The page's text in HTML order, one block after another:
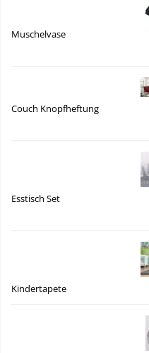
Muschelvase
Couch Knopfheftung
Esstisch Set
Kindertapete